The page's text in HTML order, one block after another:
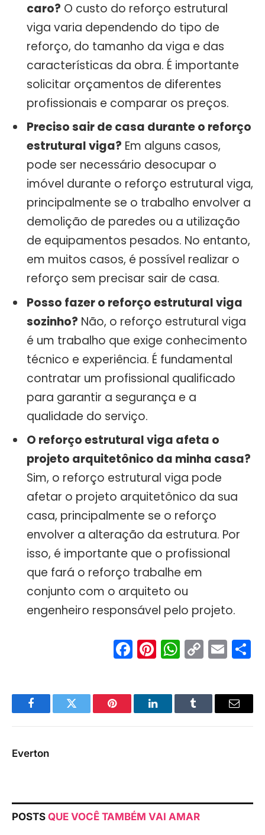
caro? O custo do reforço estrutural
viga varia dependendo do tipo de
reforço, do tamanho da viga e das
características da obra. É importante
solicitar orçamentos de diferentes
profissionais e comparar os preços.
Preciso sair de casa durante o reforço
estrutural viga? Em alguns casos,
pode ser necessário desocupar o
imóvel durante o reforço estrutural viga,
principalmente se o trabalho envolver a
demolição de paredes ou a utilização
de equipamentos pesados. No entanto,
em muitos casos, é possível realizar o
reforço sem precisar sair de casa.
Posso fazer o reforço estrutural viga
sozinho? Não, o reforço estrutural viga
é um trabalho que exige conhecimento
técnico e experiência. É fundamental
contratar um profissional qualificado
para garantir a segurança e a
qualidade do serviço.
O reforço estrutural viga afeta o
projeto arquitetônico da minha casa?
Sim, o reforço estrutural viga pode
afetar o projeto arquitetônico da sua
casa, principalmente se o reforço
envolver a alteração da estrutura. Por
isso, é importante que o profissional
que fará o reforço trabalhe em
conjunto com o arquiteto ou
engenheiro responsável pelo projeto.
Facebook
Pinterest
Copy
FacebookTwitter Pinterest LinkedInTumblr Email
Everton
POSTS QUE VOCÊ TAMBÉM VAI AMAR